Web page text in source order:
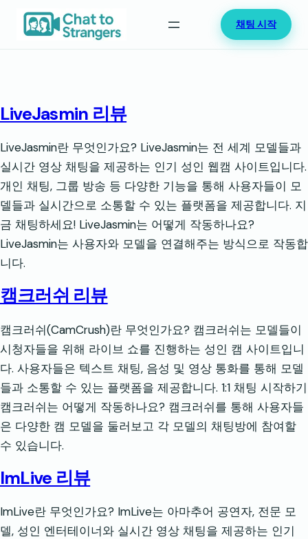
로
가
기
채팅 시작
LiveJasmin 리뷰
LiveJasmin란 무엇인가요? LiveJasmin는 전 세계 모델들과
실시간 영상 채팅을 제공하는 인기 성인 웹캠 사이트입니다.
개인 채팅, 그룹 방송 등 다양한 기능을 통해 사용자들이 모
델들과 실시간으로 소통할 수 있는 플랫폼을 제공합니다. 지
금 채팅하세요! LiveJasmin는 어떻게 작동하나요?
LiveJasmin는 사용자와 모델을 연결해주는 방식으로 작동합
니다.
캠크러쉬 리뷰
캠크러쉬(CamCrush)란 무엇인가요? 캠크러쉬는 모델들이
시청자들을 위해 라이브 쇼를 진행하는 성인 캠 사이트입니
다. 사용자들은 텍스트 채팅, 음성 및 영상 통화를 통해 모델
들과 소통할 수 있는 플랫폼을 제공합니다. 1:1 채팅 시작하기
캠크러쉬는 어떻게 작동하나요? 캠크러쉬를 통해 사용자들
은 다양한 캠 모델을 둘러보고 각 모델의 채팅방에 참여할
수 있습니다.
ImLive 리뷰
ImLive란 무엇인가요? ImLive는 아마추어 공연자, 전문 모
델, 성인 엔터테이너와 실시간 영상 채팅을 제공하는 인기